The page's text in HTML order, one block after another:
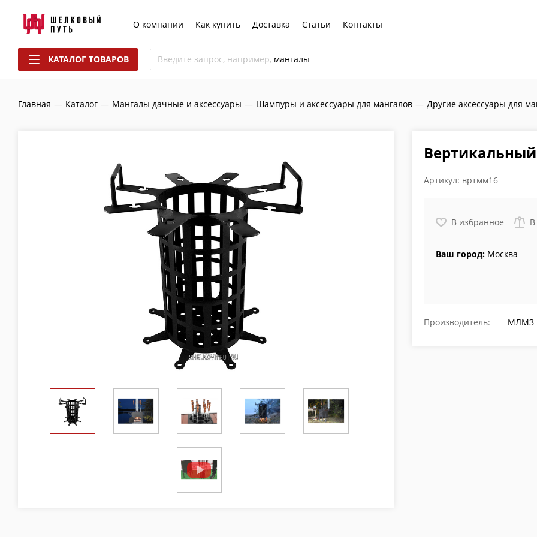
О компании Как купить Доставка Статьи Контакты
КАТАЛОГ ТОВАРОВ Введите запрос, например, мангалы
Главная — Каталог — Мангалы дачные и аксессуары — Шампуры и аксессуары для мангалов — Другие аксессуары для
Артикул: вртмм16
В избранное
Ваш город: Москва
Производитель: МЛМЗ